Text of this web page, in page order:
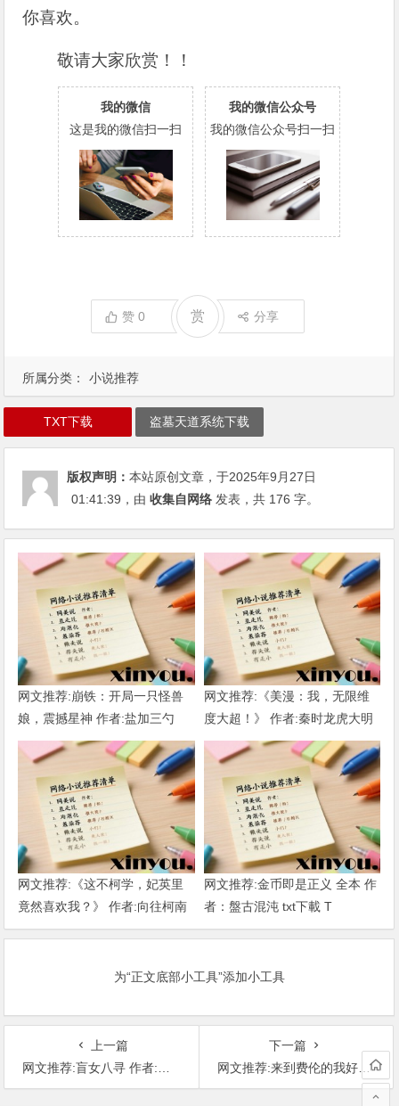
所属分类： 小说推荐
你喜欢。
敬请大家欣赏！！
我的微信
这是我的微信扫一扫
我的微信公众号
我的微信公众号扫一扫
赞0 赏 分享
TXT下载 盗墓天道系统下载
版权声明：本站原创文章，于2025年9月27日
01:41:39 ，由收集自网络 发表，共 176 字。
网文推荐:崩铁：开局一只怪兽
娘，震撼星神 作者:盐加三勺
（1-218）TXT下载
网文推荐:《美漫：我，无限维
度大超！》 作者:秦时龙虎大明
1-802章 TXT下载
网文推荐:《这不柯学，妃英里
竟然喜欢我？》 作者:向往柯南
1-189章 TXT下载
网文推荐:金币即是正义 全本 作
者：盤古混沌 txt下載 T
为“正文底部小工具”添加小工具
上一篇
网文推荐:盲女八寻 作者:青白不醉 1-427章 TXT下载
下一篇
网文推荐:来到费伦的我好像要无敌了 作者 风柒山林 全本 T